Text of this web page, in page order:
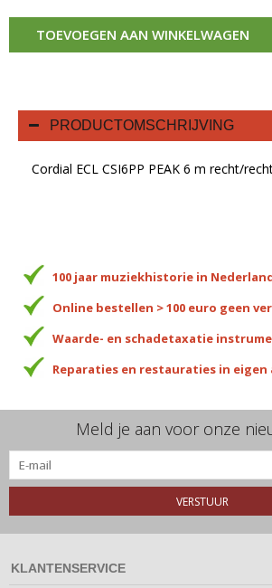
TOEVOEGEN AAN WINKELWAGEN
PRODUCTOMSCHRIJVING
Cordial ECL CSI6PP PEAK 6 m recht/
100 jaar muziekhistorie in
Online bestellen > 100 euro geen
Waarde- en schadetaxatie
Reparaties en restauraties in
Meld je aan voor onze
VERSTUUR
KLANTENSERVICE